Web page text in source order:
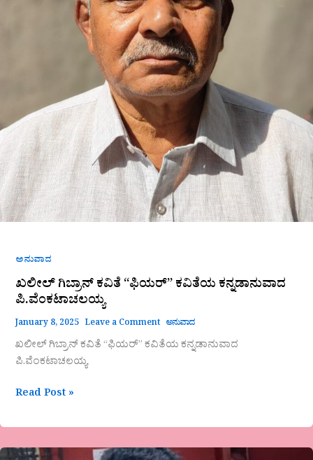
ಅನುವಾದ
ಖಲೀಲ್‌ ಗಿಬ್ರಾನ್‌ ಕವಿತೆ “ಫಿಯರ್‌” ಕವಿತೆಯ ಕನ್ನಡಾನುವಾದ
ಪಿ.ವೆಂಕಟಾಚಲಯ್ಯ
January 8, 2025 Leave a Comment ಅನುವಾದ
ಖಲೀಲ್‌ ಗಿಬ್ರಾನ್‌ ಕವಿತೆ “ಫಿಯರ್‌” ಕವಿತೆಯ ಕನ್ನಡಾನುವಾದ
ಪಿ.ವೆಂಕಟಾಚಲಯ್ಯ
Read Post »
ಎನ್.ಜಯಚಂದ್ರನ್